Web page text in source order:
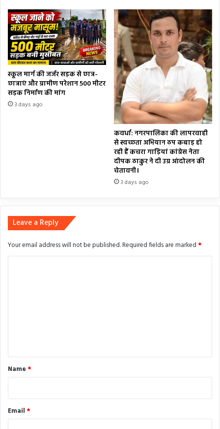
स्कूल मार्ग की जर्जर सड़क से छात्र-
छात्राएं और ग्रामीण परेशान 500 मीटर
सड़क निर्माण की मांग
3 days ago
कवर्धा: नगरपालिका की लापरवाही
से स्वच्छता अभियान ठप कबाड़ हो
रही हैं कचरा गाड़ियां कांग्रेस नेता
दीपक ठाकुर ने दी उग्र आंदोलन की
चेतावनी।
3 days ago
Leave a Reply
Your email address will not be published.Required fields are marked *
*
Name *
Email *